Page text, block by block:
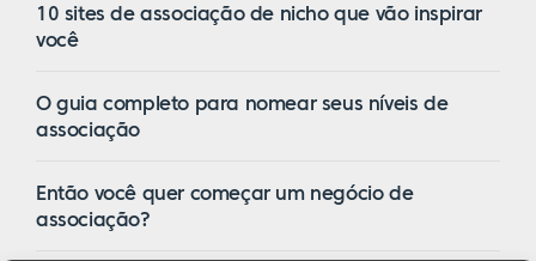
10 sites de associação de nicho que vão inspirar
você
O guia completo para nomear seus níveis de
associação
Então você quer começar um negócio de
associação?